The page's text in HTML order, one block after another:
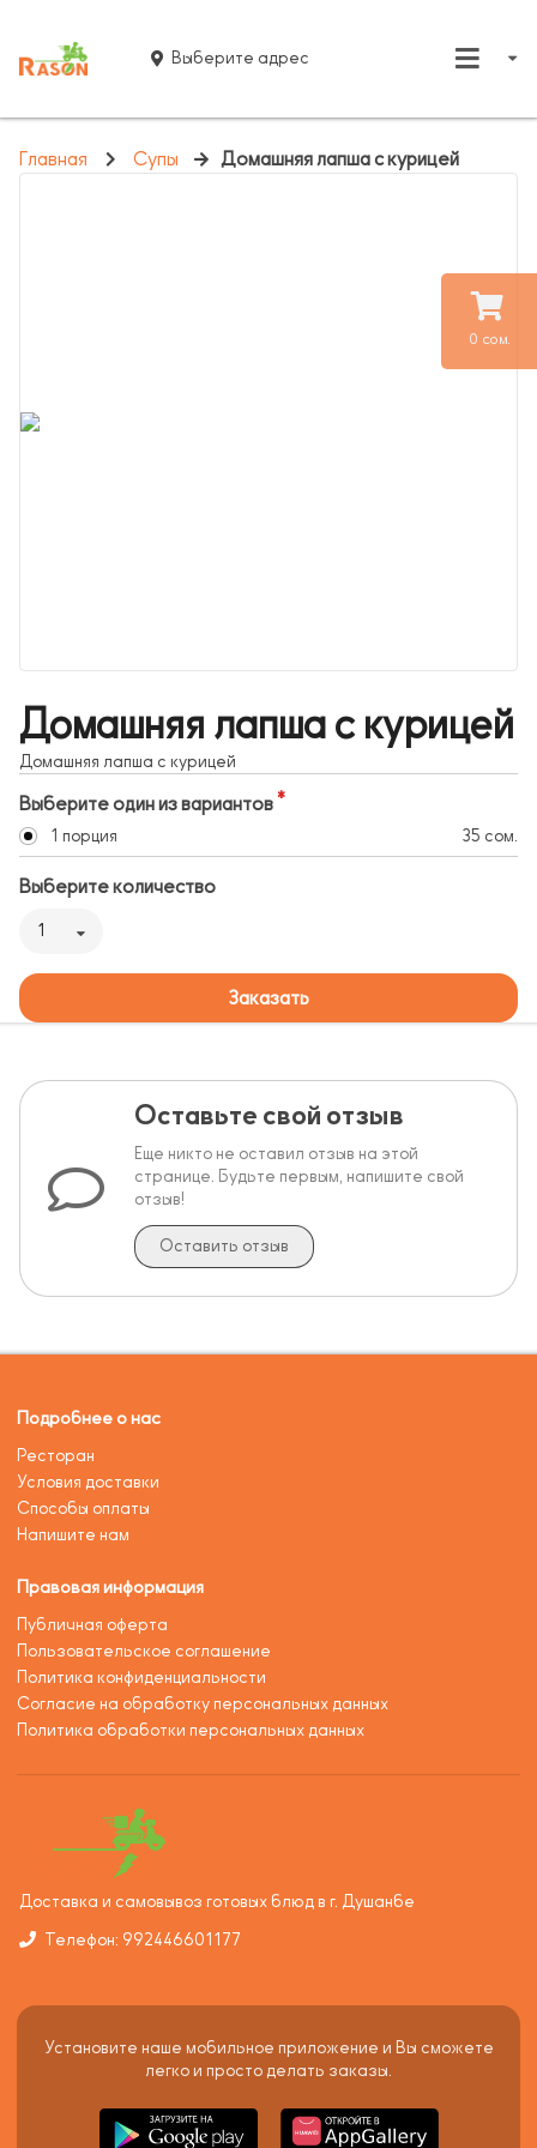
0 сом.
Выберите адрес
Главная Супы Домашняя лапша с курицей
Домашняя лапша с курицей
Домашняя лапша с курицей
Выберите один из вариантов
1 порция 35 сом.
Выберите количество
1
Заказать
Оставьте свой отзыв
Еще никто не оставил отзыв на этой
странице. Будьте первым, напишите свой
отзыв!
Оставить отзыв
Подробнее о нас
Ресторан
Условия доставки
Способы оплаты
Напишите нам
Правовая информация
Публичная оферта
Пользовательское соглашение
Политика конфиденциальности
Согласие на обработку персональных данных
Политика обработки персональных данных
Доставка и самовывоз готовых блюд в г. Душанбе
Телефон: 992446601177
Установите наше мобильное приложение и Вы сможете
легко и просто делать заказы.